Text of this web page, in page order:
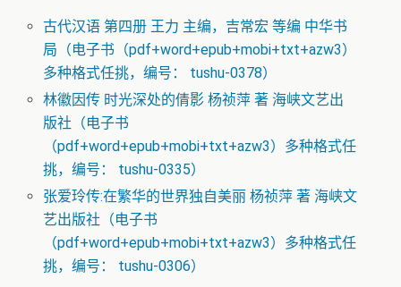
古代汉语 第四册 王力 主编，吉常宏 等编 中华书
局（电子书（pdf+word+epub+mobi+txt+azw3）
多种格式任挑，编号： tushu-0378）
林徽因传 时光深处的倩影 杨祯萍 著 海峡文艺出
版社（电子书
（pdf+word+epub+mobi+txt+azw3）多种格式任
挑，编号： tushu-0335）
张爱玲传:在繁华的世界独自美丽 杨祯萍 著 海峡文
艺出版社（电子书
（pdf+word+epub+mobi+txt+azw3）多种格式任
挑，编号： tushu-0306）